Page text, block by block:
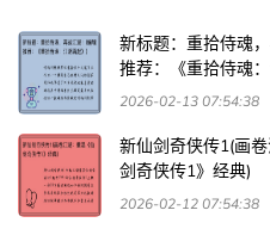
新标题：重拾侍魂
推荐：《重拾侍魂
2026-02-13 07:54:38
新仙剑奇侠传1(画
剑奇侠传1》经典)
2026-02-12 07:54:38